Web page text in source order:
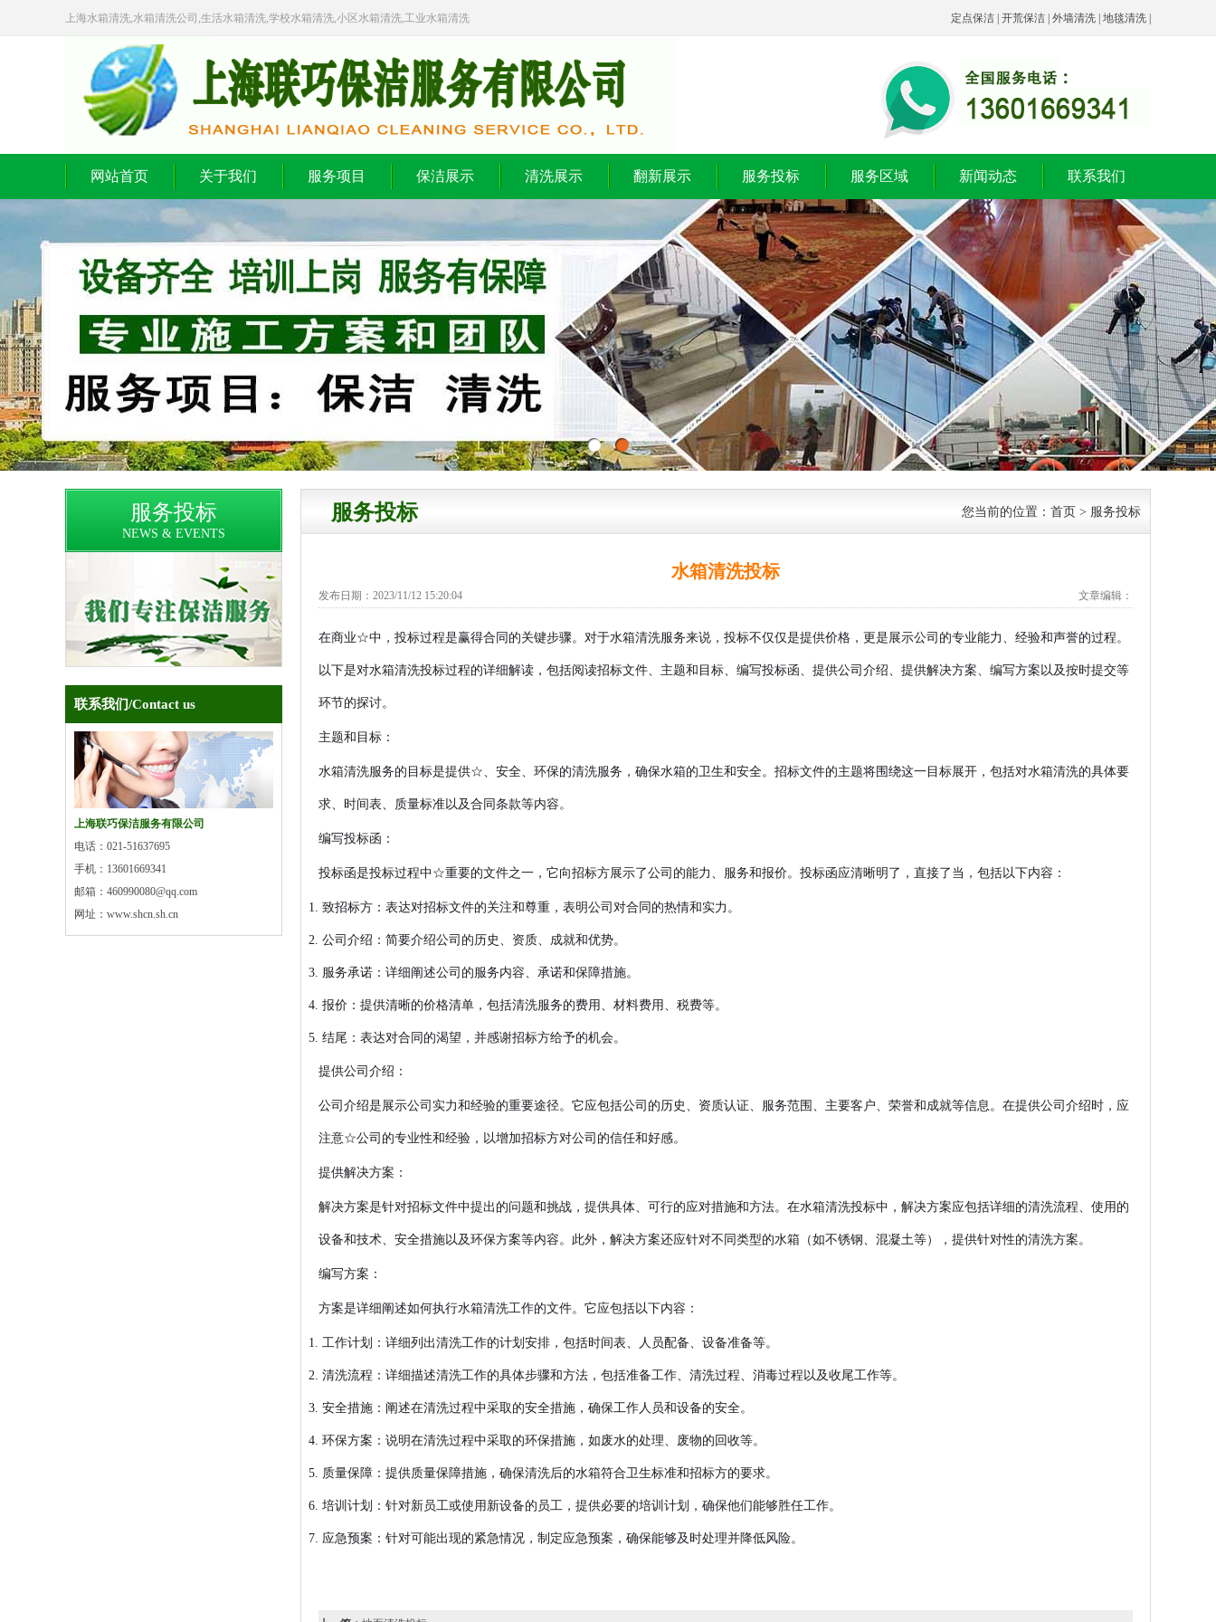
定点保洁 开荒保洁 外墙清洗 地毯清洗
上海水箱清洗,水箱清洗公司,生活水箱清洗,学校水箱清洗,小区水箱清洗,工业水箱清洗
网站首页 关于我们 服务项目 保洁展示 清洗展示 翻新展示 服务投标 服务区域 新闻动态 联系我们
服务投标
NEWS & EVENTS
联系我们/Contact us
上海联巧保洁服务有限公司
电话：021-51637695
手机：13601669341
邮箱：460990080@qq.com
网址：www.shcn.sh.cn
您当前的位置： 首页 > 服务投标
服务投标
水箱清洗投标
文章编辑：
发布日期：2023/11/12 15:20:04
在商业☆中，投标过程是赢得合同的关键步骤。对于水箱清洗服务来说，投标不仅仅是提供价格，更是展示公司的专业能力、经验和声誉的过程。
以下是对水箱清洗投标过程的详细解读，包括阅读招标文件、主题和目标、编写投标函、提供公司介绍、提供解决方案、编写方案以及按时提交等
环节的探讨。
主题和目标：
水箱清洗服务的目标是提供☆、安全、环保的清洗服务，确保水箱的卫生和安全。招标文件的主题将围绕这一目标展开，包括对水箱清洗的具体要
求、时间表、质量标准以及合同条款等内容。
编写投标函：
投标函是投标过程中☆重要的文件之一，它向招标方展示了公司的能力、服务和报价。投标函应清晰明了，直接了当，包括以下内容：
致招标方：表达对招标文件的关注和尊重，表明公司对合同的热情和实力。
公司介绍：简要介绍公司的历史、资质、成就和优势。
服务承诺：详细阐述公司的服务内容、承诺和保障措施。
报价：提供清晰的价格清单，包括清洗服务的费用、材料费用、税费等。
结尾：表达对合同的渴望，并感谢招标方给予的机会。
提供公司介绍：
公司介绍是展示公司实力和经验的重要途径。它应包括公司的历史、资质认证、服务范围、主要客户、荣誉和成就等信息。在提供公司介绍时，应
注意☆公司的专业性和经验，以增加招标方对公司的信任和好感。
提供解决方案：
解决方案是针对招标文件中提出的问题和挑战，提供具体、可行的应对措施和方法。在水箱清洗投标中，解决方案应包括详细的清洗流程、使用的
设备和技术、安全措施以及环保方案等内容。此外，解决方案还应针对不同类型的水箱（如不锈钢、混凝土等），提供针对性的清洗方案。
编写方案：
方案是详细阐述如何执行水箱清洗工作的文件。它应包括以下内容：
工作计划：详细列出清洗工作的计划安排，包括时间表、人员配备、设备准备等。
清洗流程：详细描述清洗工作的具体步骤和方法，包括准备工作、清洗过程、消毒过程以及收尾工作等。
安全措施：阐述在清洗过程中采取的安全措施，确保工作人员和设备的安全。
环保方案：说明在清洗过程中采取的环保措施，如废水的处理、废物的回收等。
质量保障：提供质量保障措施，确保清洗后的水箱符合卫生标准和招标方的要求。
培训计划：针对新员工或使用新设备的员工，提供必要的培训计划，确保他们能够胜任工作。
应急预案：针对可能出现的紧急情况，制定应急预案，确保能够及时处理并降低风险。